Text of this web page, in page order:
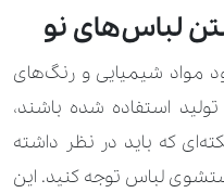
لباس‌های نو
مواد شیمیایی و رنگ‌های
استفاده شده باشند،
که باید در نظر داشته
لباس توجه کنید. این